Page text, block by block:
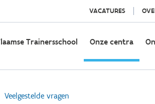
VACATURES
Trainersschool Onze centra
Veelgestelde vragen